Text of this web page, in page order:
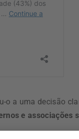
o a uma decisão
e associações